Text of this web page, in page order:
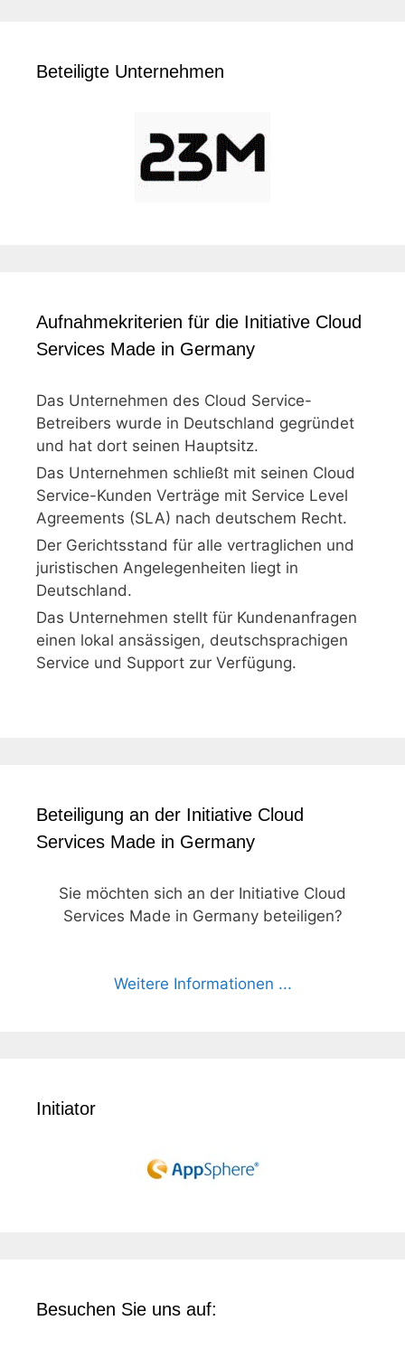
Beteiligte Unternehmen
Aufnahmekriterien für die Initiative Cloud
Services Made in Germany
Das Unternehmen des Cloud Service-
Betreibers wurde in Deutschland gegründet
und hat dort seinen Hauptsitz.
Das Unternehmen schließt mit seinen Cloud
Service-Kunden Verträge mit Service Level
Agreements (SLA) nach deutschem Recht.
Der Gerichtsstand für alle vertraglichen und
juristischen Angelegenheiten liegt in
Deutschland.
Das Unternehmen stellt für Kundenanfragen
einen lokal ansässigen, deutschsprachigen
Service und Support zur Verfügung.
Beteiligung an der Initiative Cloud
Services Made in Germany
Sie möchten sich an der Initiative Cloud
Services Made in Germany beteiligen?
Weitere Informationen ...
Initiator
Besuchen Sie uns auf: